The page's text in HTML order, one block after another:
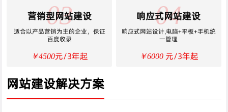
03
营销型网站建设
适合以产品营销为主的企业，保证
百度收录
￥4500元/3年起
04
响应式网站建设
响应式网站设计,电脑+平板+手机统
一管理
￥6000元/3年起
网站建设解决方案